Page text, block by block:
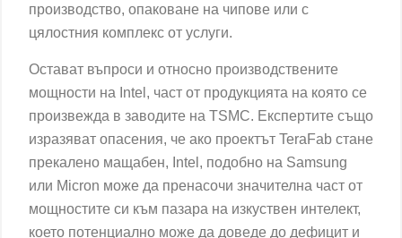
производство, опаковане на чипове или с
цялостния комплекс от услуги.
Остават въпроси и относно производствените
мощности на Intel, част от продукцията на която се
произвежда в заводите на TSMC. Експертите също
изразяват опасения, че ако проектът TeraFab стане
прекалено мащабен, Intel, подобно на Samsung
или Micron може да пренасочи значителна част от
мощностите си към пазара на изкуствен интелект,
което потенциално може да доведе до дефицит и